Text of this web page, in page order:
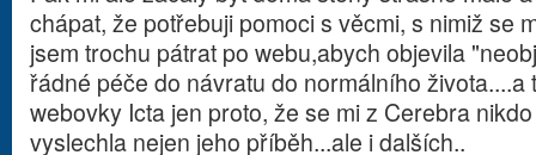
chápat, že potřebuji pomoci s věcmi, s nimiž se
jsem trochu pátrat po webu,abych objevila
řádné péče do návratu do normálního života....a
webovky Icta jen proto, že se mi z Cerebra
vyslechla nejen jeho příběh...ale i dalších..